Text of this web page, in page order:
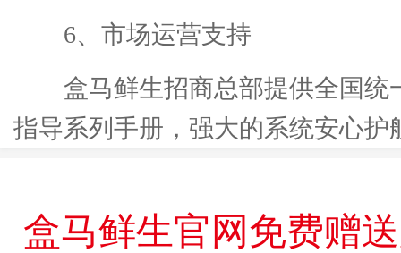
6、市场运营支持
盒马鲜生招商总部提供全国统
指导系列手册，强大的系统安心护
盒马鲜生官网免费赠